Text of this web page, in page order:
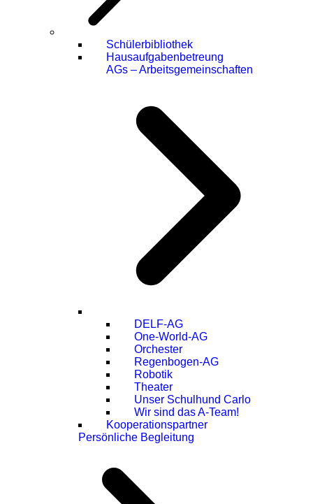
Schülerbibliothek
Hausaufgabenbetreung
AGs – Arbeitsgemeinschaften
DELF-AG
One-World-AG
Orchester
Regenbogen-AG
Robotik
Theater
Unser Schulhund Carlo
Wir sind das A-Team!
Kooperationspartner
Persönliche Begleitung